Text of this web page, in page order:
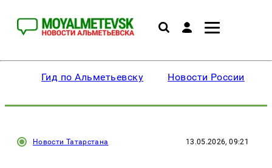
Гид по Альметьевску Новости России
Новости Татарстана 13.05.2026, 09:21